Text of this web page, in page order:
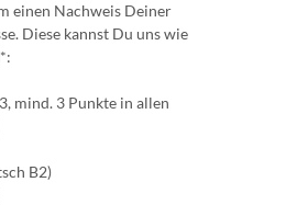
einen Nachweis Deiner
Diese kannst Du uns wie
mind. 3 Punkte in allen
B2)